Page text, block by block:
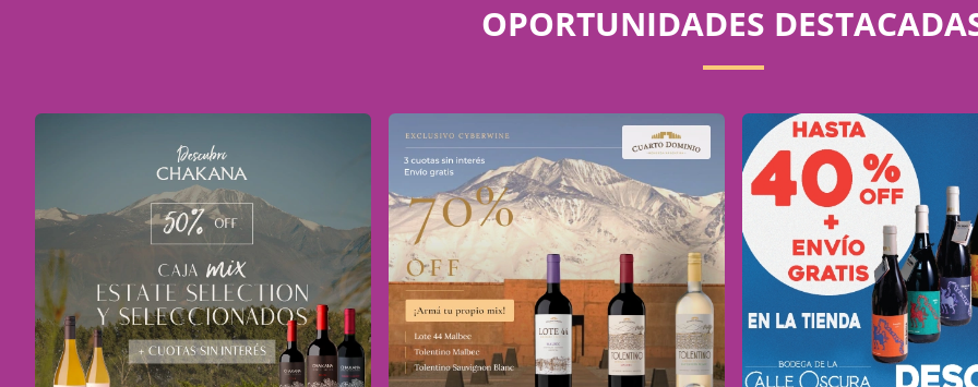
OPORTUNIDADES